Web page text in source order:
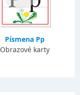
Písmena Pp
Obrazové karty